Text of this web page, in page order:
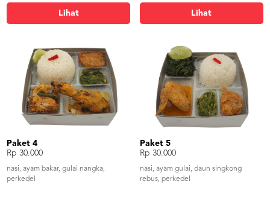
krupuk
Lihat
singkong, bakwan jagung, lalap timun,
Lihat
Paket 4
Rp 30.000
nasi, ayam bakar, gulai nangka,
perkedel
Paket 5
Rp 30.000
nasi, ayam gulai, daun singkong
rebus, perkedel